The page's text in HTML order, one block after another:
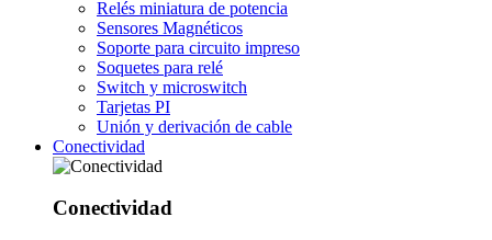
Relés miniatura de potencia
Sensores Magnéticos
Soporte para circuito impreso
Soquetes para relé
Switch y microswitch
Tarjetas PI
Unión y derivación de cable
Conectividad
Conectividad